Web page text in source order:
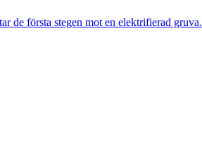
de första stegen mot en elektrifierad gruva.